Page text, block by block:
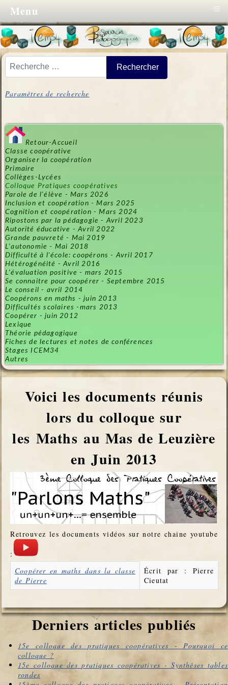
Vous pouvez cherher aussi dans notre lexique
Rechercher
Paramètres de recherche
Retour-Accueil
Classe coopérative
Organiser la coopération
Primaire
Collèges-Lycées
Colloque Pratiques coopératives
Parole de l'élève - Mars 2026
Inclusion et coopération - Mars 2025
Cognition et coopération - Mars 2024
Ripostons par la pédagogie - Avril 2023
Autorité éducative - Avril 2022
Grande pauvreté - Mai 2019
L'autonomie - Mai 2018
Difficulté à l'école: coopérons - Avril 2017
Hétérogénéité - Avril 2016
L'évaluation positive - mars 2015
Se connaitre pour coopérer - Septembre 2015
Le conseil - avril 2014
Coopérons en maths - juin 2013
Difficultés scolaires -mars 2013
Coopérer - juin 2012
Lexique
Théorie pédagogique
Fiches de lectures et notes de conférences
Stages ICEM34
Autres
Voici les documents réunis
lors du colloque sur
les Maths au Mas de Leuzière
en Juin 2013
Retrouvez les documents vidéos sur notre chaine youtube
:
Articles
Titre Auteur
Coopérer en maths dans la classe
de Pierre
Écrit par : Pierre
Cieutat
Derniers articles publiés
15e colloque des pratiques coopératives - Pourquoi ce
colloque ?
15e colloque des pratiques coopératives - Synthèses tables
rondes
Menu ≡